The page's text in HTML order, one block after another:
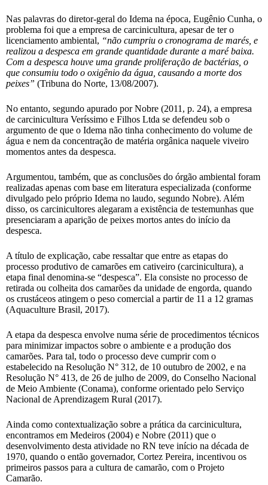
Nas palavras do diretor-geral do Idema na época, Eugênio Cunha, o
problema foi que a empresa de carcinicultura, apesar de ter o
licenciamento ambiental, “não cumpriu o cronograma de marés, e
realizou a despesca em grande quantidade durante a maré baixa.
Com a despesca houve uma grande proliferação de bactérias, o
que consumiu todo o oxigênio da água, causando a morte dos
peixes” (Tribuna do Norte, 13/08/2007).
No entanto, segundo apurado por Nobre (2011, p. 24), a empresa
de carcinicultura Veríssimo e Filhos Ltda se defendeu sob o
argumento de que o Idema não tinha conhecimento do volume de
água e nem da concentração de matéria orgânica naquele viveiro
momentos antes da despesca.
Argumentou, também, que as conclusões do órgão ambiental foram
realizadas apenas com base em literatura especializada (conforme
divulgado pelo próprio Idema no laudo, segundo Nobre). Além
disso, os carcinicultores alegaram a existência de testemunhas que
presenciaram a aparição de peixes mortos antes do início da
despesca.
A título de explicação, cabe ressaltar que entre as etapas do
processo produtivo de camarões em cativeiro (carcinicultura), a
etapa final denomina-se “despesca”. Ela consiste no processo de
retirada ou colheita dos camarões da unidade de engorda, quando
os crustáceos atingem o peso comercial a partir de 11 a 12 gramas
(Aquaculture Brasil, 2017).
A etapa da despesca envolve numa série de procedimentos técnicos
para minimizar impactos sobre o ambiente e a produção dos
camarões. Para tal, todo o processo deve cumprir com o
estabelecido na Resolução N° 312, de 10 outubro de 2002, e na
Resolução N° 413, de 26 de julho de 2009, do Conselho Nacional
de Meio Ambiente (Conama), conforme orientado pelo Serviço
Nacional de Aprendizagem Rural (2017).
Ainda como contextualização sobre a prática da carcinicultura,
encontramos em Medeiros (2004) e Nobre (2011) que o
desenvolvimento desta atividade no RN teve início na década de
1970, quando o então governador, Cortez Pereira, incentivou os
primeiros passos para a cultura de camarão, com o Projeto
Camarão.